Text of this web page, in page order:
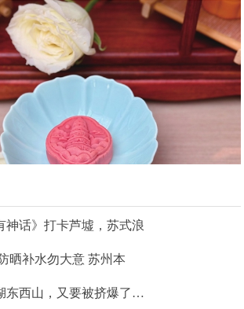
神话》打卡芦墟，苏式浪
晒补水勿大意 苏州本
东西山，又要被挤爆了…